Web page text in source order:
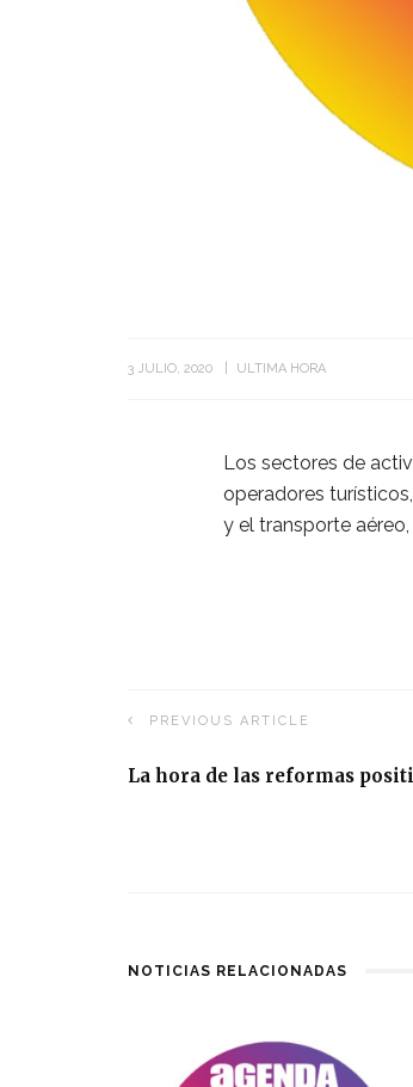
3 JULIO, 2020 ULTIMA HORA
Los sectores de
operadores
y el transporte aéreo,
PREVIOUS ARTICLE
La hora de las reformas
NOTICIAS RELACIONADAS